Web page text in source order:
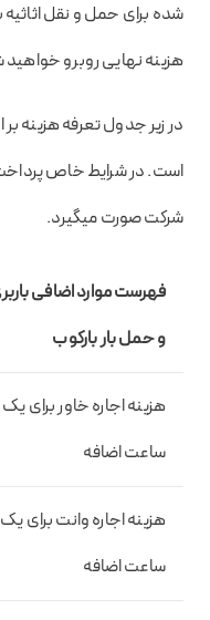
شده برای حمل و نقل
هزینه نهایی روبرو
در زیر جدول تعرفه هزینه
است. در شرایط خاص پرداخت
شرکت صورت میگیرد.
فهرست موارد اضافی
و حمل بار بارکوب
هزینه اجاره خاور برای یک
ساعت اضافه
هزینه اجاره وانت برای یک
ساعت اضافه